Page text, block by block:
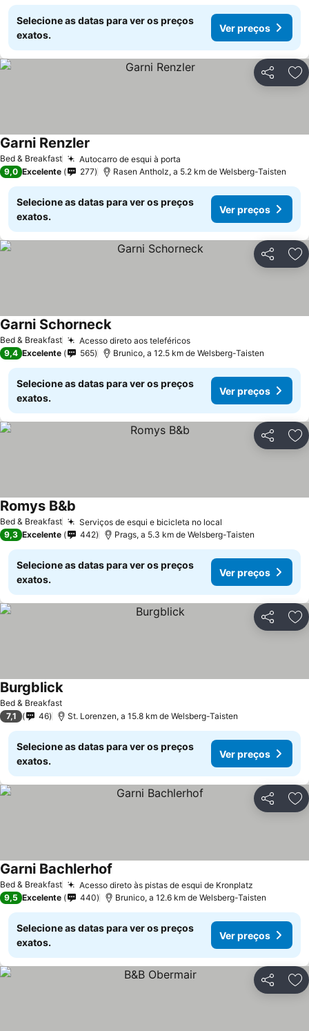
Selecione as datas para ver os preços
exatos.
Ver preços
Partilhar
Bed & Breakfast Autocarro de esqui à porta
Garni Renzler
9,0 Excelente 277 Rasen Antholz, a 5.2 km de Welsberg-Taisten
Selecione as datas para ver os preços
exatos.
Ver preços
Partilhar
Bed & Breakfast Acesso direto aos teleféricos
Garni Schorneck
9,4 Excelente 565 Brunico, a 12.5 km de Welsberg-Taisten
Selecione as datas para ver os preços
exatos.
Ver preços
Partilhar
Bed & Breakfast Serviços de esqui e bicicleta no local
Romys B&b
9,3 Excelente 442 Prags, a 5.3 km de Welsberg-Taisten
Selecione as datas para ver os preços
exatos.
Ver preços
Partilhar
Bed & Breakfast
Burgblick
7,1 46 St. Lorenzen, a 15.8 km de Welsberg-Taisten
Selecione as datas para ver os preços
exatos.
Ver preços
Partilhar
Bed & Breakfast Acesso direto às pistas de esqui de Kronplatz
Garni Bachlerhof
9,5 Excelente 440 Brunico, a 12.6 km de Welsberg-Taisten
Selecione as datas para ver os preços
exatos.
Ver preços
Partilhar